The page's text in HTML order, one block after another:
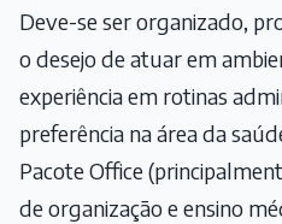
Deve-se ser organizado,
o desejo de atuar em
experiência em rotinas
preferência na área da
Pacote Office
de organização e ensino